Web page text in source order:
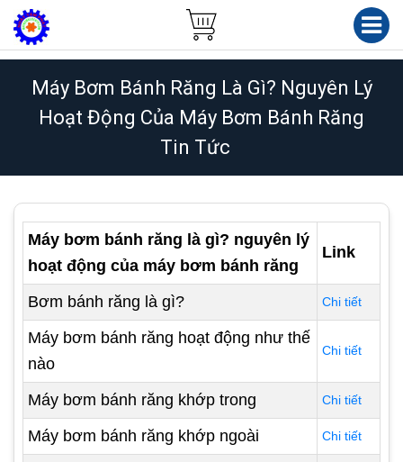
Máy Bơm Bánh Răng Là Gì? Nguyên Lý
Hoạt Động Của Máy Bơm Bánh Răng
Tin Tức
Máy bơm bánh răng là gì? nguyên lý
hoạt động của máy bơm bánh răng
Link
Bơm bánh răng là gì? Chi tiết
Máy bơm bánh răng hoạt động như thế
nào
Chi tiết
Máy bơm bánh răng khớp trong Chi tiết
Máy bơm bánh răng khớp ngoài Chi tiết